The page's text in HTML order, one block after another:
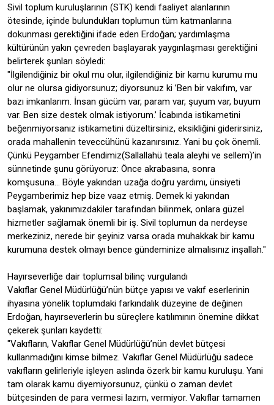
Sivil toplum kuruluşlarının (STK) kendi faaliyet alanlarının
ötesinde, içinde bulundukları toplumun tüm katmanlarına
dokunması gerektiğini ifade eden Erdoğan; yardımlaşma
kültürünün yakın çevreden başlayarak yaygınlaşması gerektiğini
belirterek şunları söyledi:
"İlgilendiğiniz bir okul mu olur, ilgilendiğiniz bir kamu kurumu mu
olur ne olursa gidiyorsunuz; diyorsunuz ki ’Ben bir vakıfım, var
bazı imkanlarım. İnsan gücüm var, param var, şuyum var, buyum
var. Ben size destek olmak istiyorum.’ İcabında istikametini
beğenmiyorsanız istikametini düzeltirsiniz, eksikliğini giderirsiniz,
orada mahallenin teveccühünü kazanırsınız. Yani bu çok önemli.
Çünkü Peygamber Efendimiz(Sallallahü teala aleyhi ve sellem)’in
sünnetinde şunu görüyoruz: Önce akrabasına, sonra
komşusuna... Böyle yakından uzağa doğru yardımı, ünsiyeti
Peygamberimiz hep bize vaaz etmiş. Demek ki yakından
başlamak, yakınımızdakiler tarafından bilinmek, onlara güzel
hizmetler sağlamak önemli bir iş. Sivil toplumun da nerdeyse
merkeziniz, nerede bir şeyiniz varsa orada muhakkak bir kamu
kurumuna destek olmayı bence gündeminize almalısınız inşallah."
Hayırseverliğe dair toplumsal bilinç vurgulandı
Vakıflar Genel Müdürlüğü’nün bütçe yapısı ve vakıf eserlerinin
ihyasına yönelik toplumdaki farkındalık düzeyine de değinen
Erdoğan, hayırseverlerin bu süreçlere katılımının önemine dikkat
çekerek şunları kaydetti:
"Vakıfların, Vakıflar Genel Müdürlüğü’nün devlet bütçesi
kullanmadığını kimse bilmez. Vakıflar Genel Müdürlüğü sadece
vakıfların gelirleriyle işleyen aslında özerk bir kamu kuruluşu. Yani
tam olarak kamu diyemiyorsunuz, çünkü o zaman devlet
bütçesinden de para vermesi lazım, vermiyor. Vakıflar tamamen